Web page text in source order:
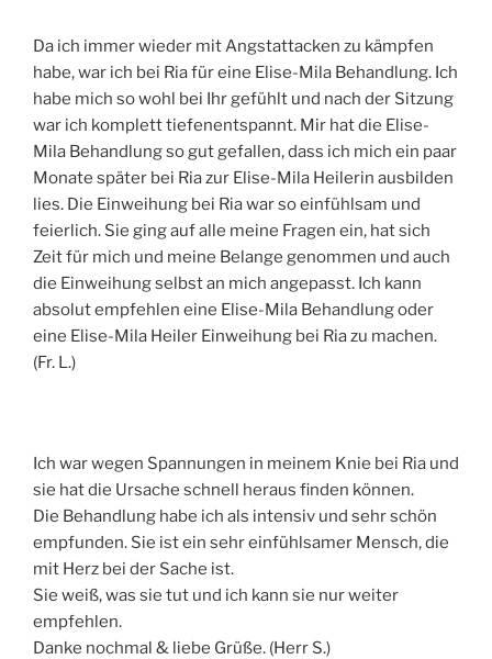
Da ich immer wieder mit Angstattacken zu kämpfen
habe, war ich bei Ria für eine Elise-Mila Behandlung. Ich
habe mich so wohl bei Ihr gefühlt und nach der Sitzung
war ich komplett tiefenentspannt. Mir hat die Elise-
Mila Behandlung so gut gefallen, dass ich mich ein paar
Monate später bei Ria zur Elise-Mila Heilerin ausbilden
lies. Die Einweihung bei Ria war so einfühlsam und
feierlich. Sie ging auf alle meine Fragen ein, hat sich
Zeit für mich und meine Belange genommen und auch
die Einweihung selbst an mich angepasst. Ich kann
absolut empfehlen eine Elise-Mila Behandlung oder
eine Elise-Mila Heiler Einweihung bei Ria zu machen.
(Fr. L.)
Ich war wegen Spannungen in meinem Knie bei Ria und
sie hat die Ursache schnell heraus finden können.
Die Behandlung habe ich als intensiv und sehr schön
empfunden. Sie ist ein sehr einfühlsamer Mensch, die
mit Herz bei der Sache ist.
Sie weiß, was sie tut und ich kann sie nur weiter
empfehlen.
Danke nochmal & liebe Grüße. (Herr S.)